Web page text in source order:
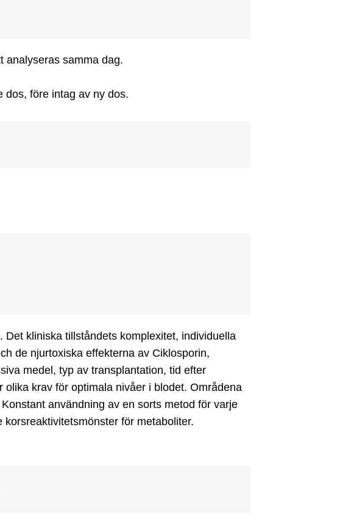
analyseras samma dag.
dos, före intag av ny dos.
kliniska tillståndets komplexitet, individuella
de njurtoxiska effekterna av Ciklosporin,
medel, typ av transplantation, tid efter
krav för optimala nivåer i blodet. Områdena
användning av en sorts metod för varje
för metaboliter.